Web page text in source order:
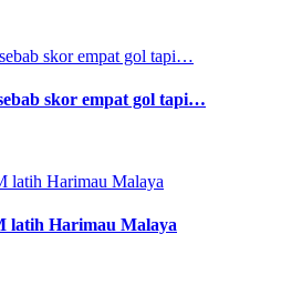
skor empat gol tapi…
latih Harimau Malaya